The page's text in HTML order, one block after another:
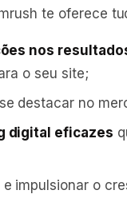
te oferece
nos
o seu site;
destacar no
digital eficazes
e impulsionar o